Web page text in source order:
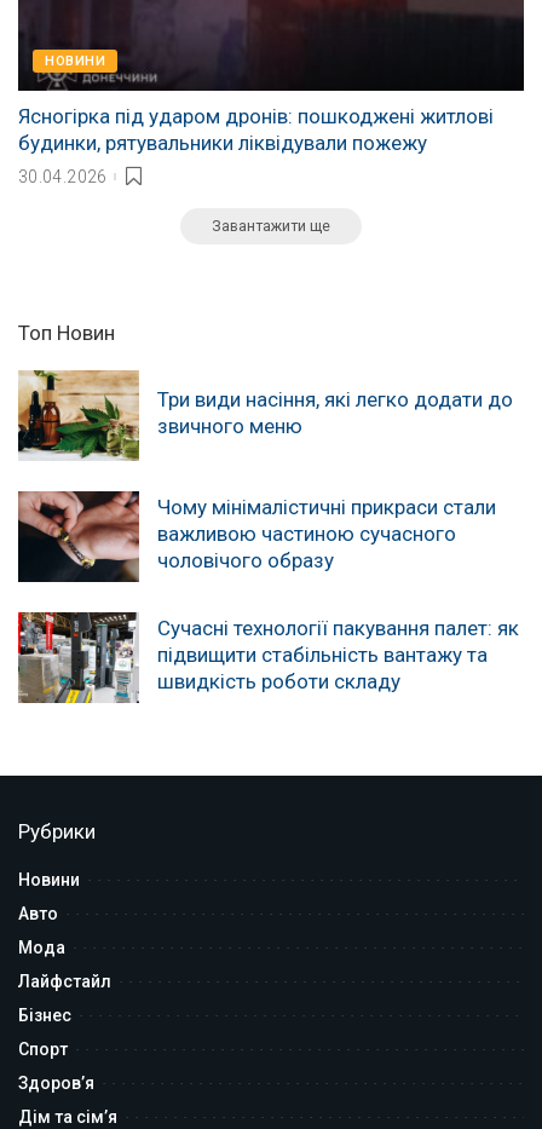
НОВИНИ
Ясногірка під ударом дронів: пошкоджені житлові
будинки, рятувальники ліквідували пожежу
30.04.2026
Завантажити ще
Топ Новин
Три види насіння, які легко додати до
звичного меню
Чому мінімалістичні прикраси стали
важливою частиною сучасного
чоловічого образу
Сучасні технології пакування палет: як
підвищити стабільність вантажу та
швидкість роботи складу
Рубрики
Новини
Авто
Мода
Лайфстайл
Бізнес
Спорт
Здоров’я
Дім та сім’я